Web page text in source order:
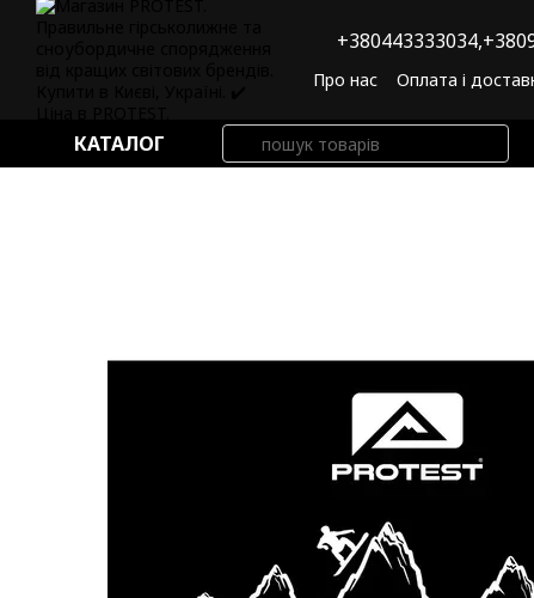
Перейти до основного контенту
+380443333034,
Про нас Оплата і
КАТАЛОГ